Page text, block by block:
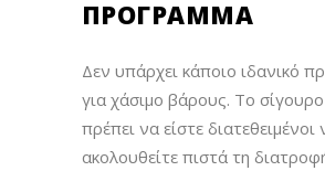
ΠΡΌΓΡΑΜΜΑ
Δεν υπάρχει κάποιο ιδανικό
για χάσιμο βάρους. Το σίγουρο
πρέπει να είστε διατεθειμένοι
ακολουθείτε πιστά τη